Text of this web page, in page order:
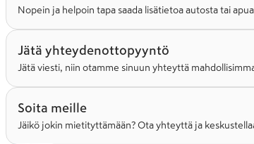
Nopein ja helpoin tapa saada lisätietoa autosta tai
Jätä yhteydenottopyyntö
Jätä viesti, niin otamme sinuun yhteyttä
Soita meille
Jäikö jokin mietityttämään? Ota yhteyttä ja